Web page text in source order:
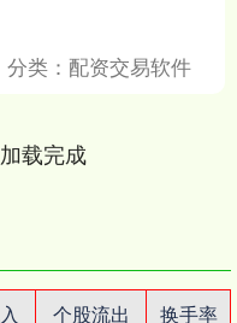
》对全周期药品价格分
平创新药留....
分类： 配资交易软件
载完成
个股流出
换手率